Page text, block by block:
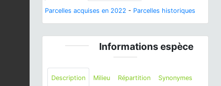
Parcelles acquises en 2022 - Parcelles historiques
Informations espèce
Description Milieu Répartition Synonymes